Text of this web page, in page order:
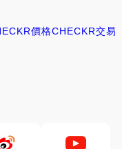
價格CHECKR交易